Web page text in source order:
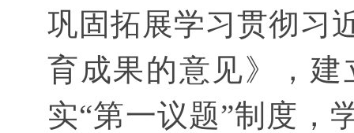
巩固拓展学习贯彻习
育成果的意见》，
实“第一议题”制度，